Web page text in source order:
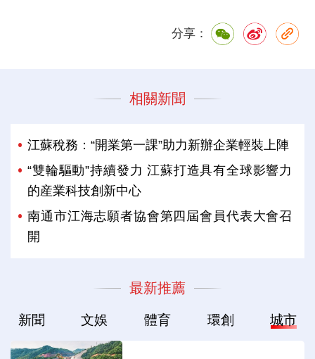
分享：
相關新聞
江蘇稅務：“開業第一課”助力新辦企業輕裝上陣
“雙輪驅動”持續發力 江蘇打造具有全球影響力
的産業科技創新中心
南通市江海志願者協會第四屆會員代表大會召
開
最新推薦
新聞 文娛 體育 環創 城市